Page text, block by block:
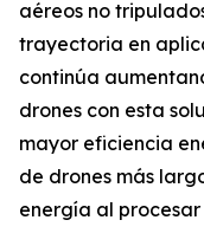
aéreos no
trayectoria en
continúa
drones con esta
mayor eficiencia
de drones más
energía al